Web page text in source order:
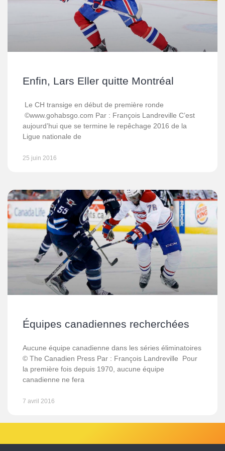
Enfin, Lars Eller quitte Montréal
Le CH transige en début de première ronde
©www.gohabsgo.com Par : François Landreville C’est
aujourd’hui que se termine le repêchage 2016 de la
Ligue nationale de
25 juin 2016
Équipes canadiennes recherchées
Aucune équipe canadienne dans les séries éliminatoires
© The Canadien Press Par : François Landreville Pour
la première fois depuis 1970, aucune équipe
canadienne ne fera
7 avril 2016